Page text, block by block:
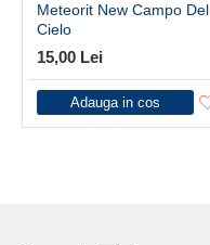
Meteorit New Campo Del
Cielo
15,00 Lei
Adauga in cos